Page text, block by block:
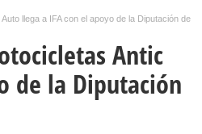
llega a IFA con el apoyo de la Diputación de
Antic
de la Diputación